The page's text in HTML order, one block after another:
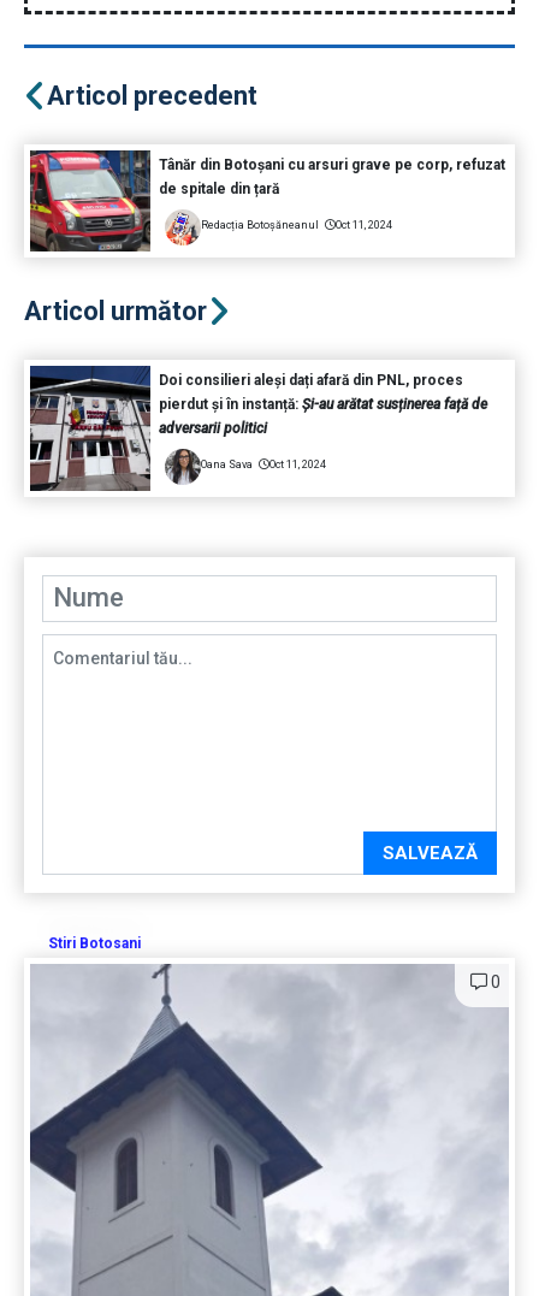
Articol precedent
Tânăr din Botoșani cu arsuri grave pe corp, refuzat
de spitale din țară
Redacția Botoșăneanul Oct 11, 2024
Articol următor
Doi consilieri aleși dați afară din PNL, proces
pierdut și în instanță: Și-au arătat susținerea față de
adversarii politici
Oana Sava Oct 11, 2024
SALVEAZĂ
Stiri Botosani
0